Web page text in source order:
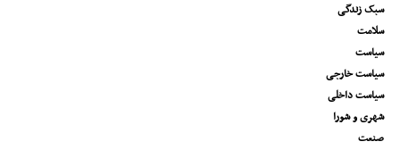
سبک زندگی
سلامت
سیاست
سیاست خارجی
سیاست داخلی
شهری و شورا
صنعت